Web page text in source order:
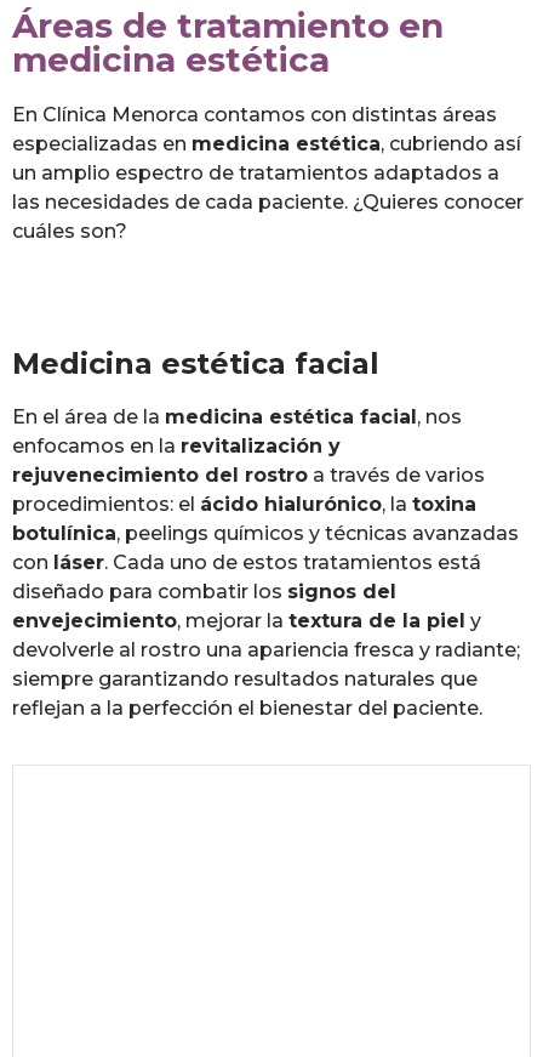
Áreas de tratamiento en
medicina estética
En Clínica Menorca contamos con distintas áreas
especializadas en medicina estética, cubriendo así
un amplio espectro de tratamientos adaptados a
las necesidades de cada paciente. ¿Quieres conocer
cuáles son?
Medicina estética facial
En el área de la medicina estética facial, nos
enfocamos en la revitalización y
rejuvenecimiento del rostro a través de varios
procedimientos: el ácido hialurónico, la toxina
botulínica, peelings químicos y técnicas avanzadas
con láser. Cada uno de estos tratamientos está
diseñado para combatir los signos del
envejecimiento, mejorar la textura de la piel y
devolverle al rostro una apariencia fresca y radiante;
siempre garantizando resultados naturales que
reflejan a la perfección el bienestar del paciente.